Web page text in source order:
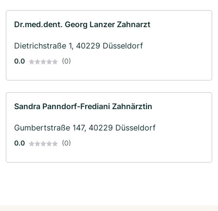
Dr.med.dent. Georg Lanzer Zahnarzt
Dietrichstraße 1, 40229 Düsseldorf
0.0 (0)
Sandra Panndorf-Frediani Zahnärztin
Gumbertstraße 147, 40229 Düsseldorf
0.0 (0)